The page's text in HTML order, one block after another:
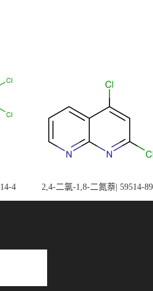
4 2,4-二氯-1,8-二氮萘| 59514-